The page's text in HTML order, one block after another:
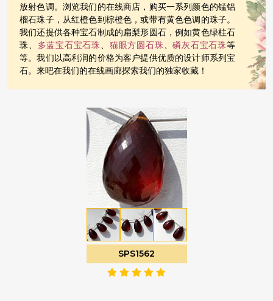
放射色调。浏览我们的在线商店，购买一系列颜色的锰铝
榴石珠子，从红橙色到棕橙色，或带有黄色色调的珠子。
我们还提供各种宝石制成的扁梨形圆石，例如黄色绿柱石
珠、 多蓝宝石宝石珠、 猫眼方圆石珠、磷灰石宝石珠等
等。我们以高利润的价格为客户提供优质的设计师系列宝
石。来吧在我们的在线画廊探索我们的独家收藏！
SPS1562